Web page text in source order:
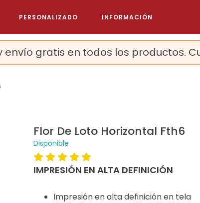
PERSONALIZADO INFORMACIÓN
envío gratis en todos los productos.
Flor De Loto Horizontal Fth6
Disponible
IMPRESIÓN EN ALTA DEFINICIÓN
Impresión en alta definición en tela